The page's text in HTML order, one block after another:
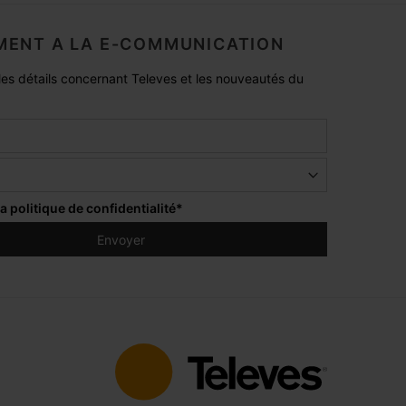
A LA E-COMMUNICATION
détails concernant Televes et les nouveautés du
politique de confidentialité*